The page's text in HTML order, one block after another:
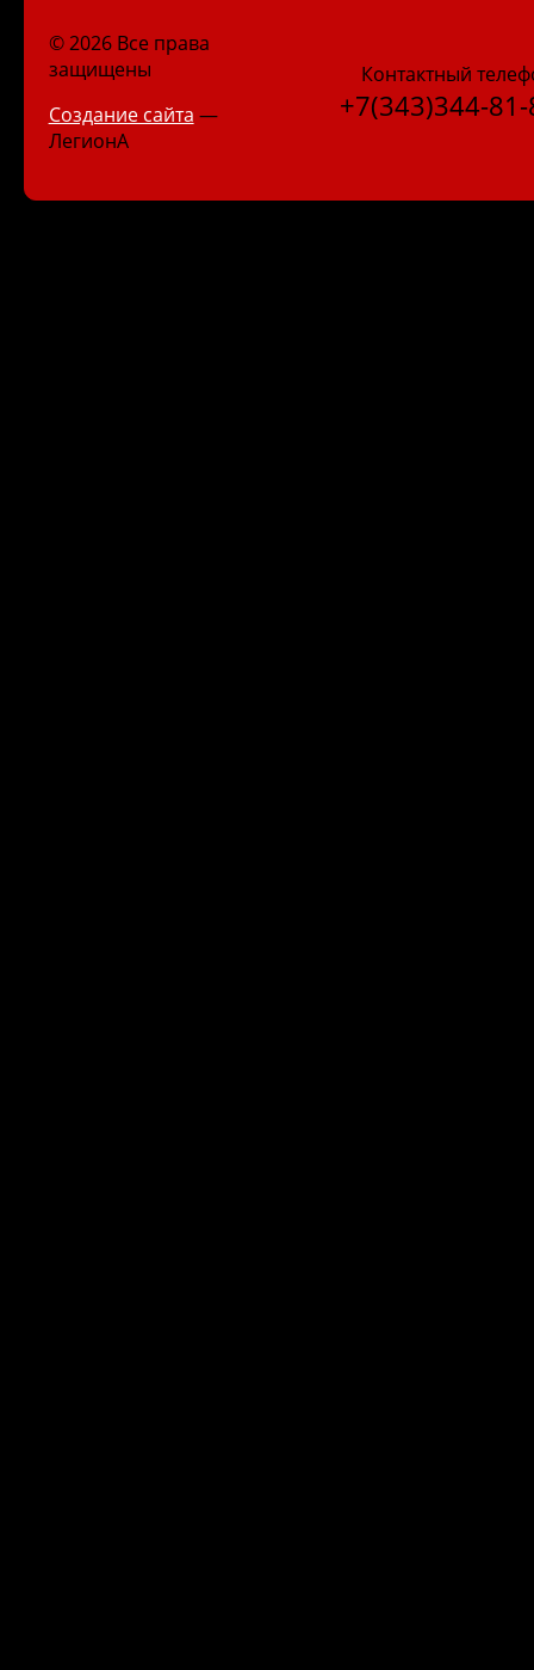
© 2026 Все права
защищены
Создание сайта —
ЛегионА
Контактный
+7(343)344-